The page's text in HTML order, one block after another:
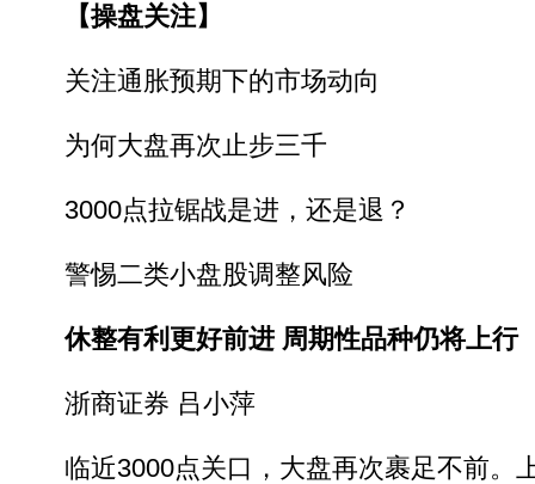
【操盘关注】
关注通胀预期下的市场动向
为何大盘再次止步三千
3000点拉锯战是进，还是退？
警惕二类小盘股调整风险
休整有利更好前进 周期性品种仍将上行
浙商证券 吕小萍
临近3000点关口，大盘再次裹足不前。